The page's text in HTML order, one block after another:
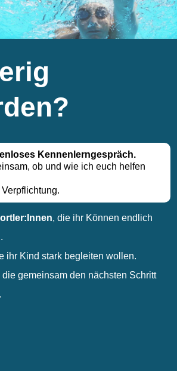
Kennenlerngespräch.
ob und wie ich euch helfen
, die ihr Können endlich
ihr Kind stark begleiten wollen.
die gemeinsam den nächsten Schritt